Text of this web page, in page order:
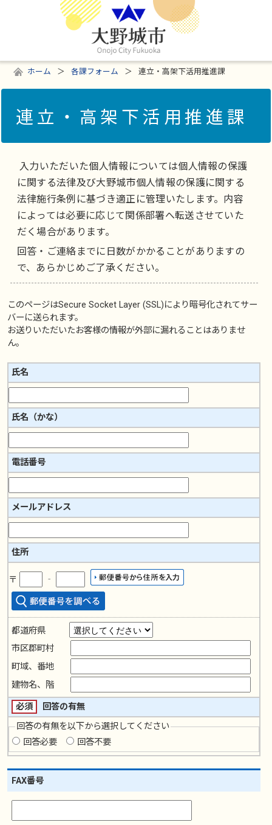
ホーム 各課フォーム 連立・高架下活用推進課
連立・高架下活用推進課
入力いただいた個人情報については個人情報の保護
に関する法律及び大野城市個人情報の保護に関する
法律施行条例に基づき適正に管理いたします。内容
によっては必要に応じて関係部署へ転送させていた
だく場合があります。
回答・ご連絡までに日数がかかることがありますの
で、あらかじめご了承ください。
このページはSecure Socket Layer (SSL)により暗号化されてサー
バーに送られます。
お送りいただいたお客様の情報が外部に漏れることはありませ
ん。
氏名
氏名（かな）
電話番号
メールアドレス
住所
〒 ‐
都道府県
市区郡町村
町域、番地
建物名、階
必須
回答の有無
回答の有無を以下から選択してください
回答必要
回答不要
FAX番号